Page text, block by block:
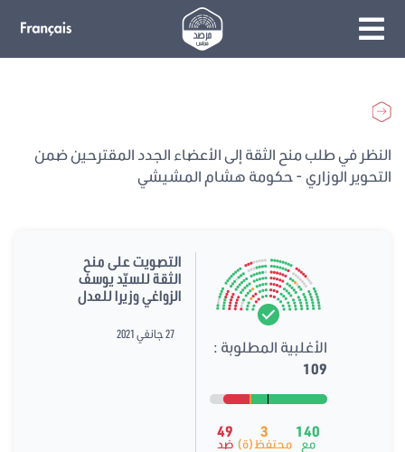
النظر في طلب منح الثقة إلى الأعضاء الجدد المقترحين ضمن
التحوير الوزاري - حكومة هشام المشيشي
الأغلبية المطلوبة :
109
140
مع
3
محتفظ(ة)
49
ضد
التصويت على منح
الثقة للسيّد يوسف
الزواغي وزيرا للعدل
27 جانفي 2021